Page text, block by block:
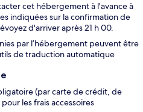
cet hébergement à l'avance à
indiquées sur la confirmation de
d'arriver après 21 h 00.
par l’hébergement peuvent être
de traduction automatique
(par carte de crédit, de
les frais accessoires